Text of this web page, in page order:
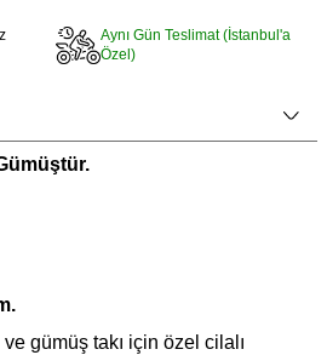
Aynı Gün Teslimat (İstanbul'a
Özel)
gümüş takı için özel cilalı